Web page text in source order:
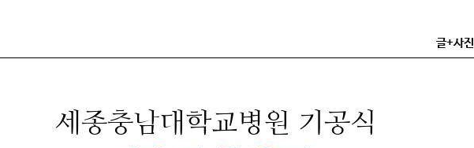
글+사진
세종충남대학교병원 기공식